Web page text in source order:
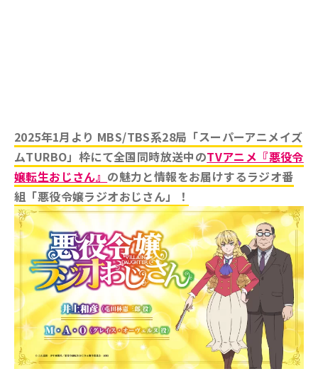
2025年1月より MBS/TBS系28局「スーパーアニメイズ
ムTURBO」枠にて全国同時放送中のTVアニメ『悪役令
嬢転生おじさん』 の魅力と情報をお届けするラジオ番
組「悪役令嬢ラジオおじさん」！